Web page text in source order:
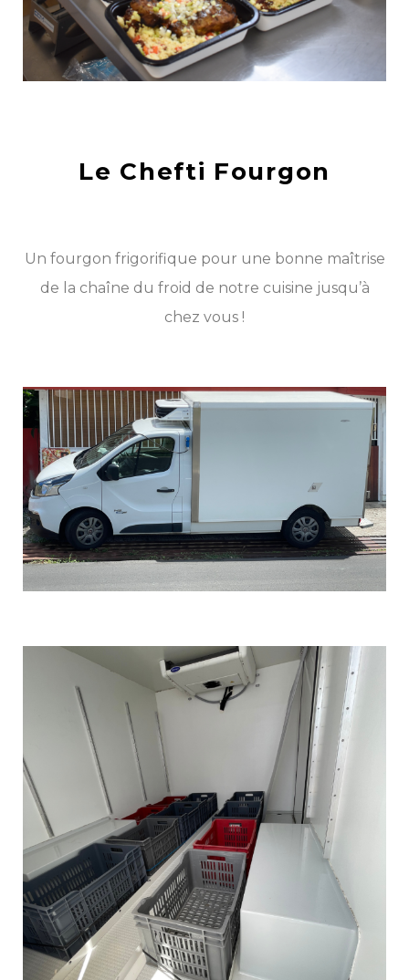
Le Chefti Fourgon
Un fourgon frigorifique pour une bonne maîtrise
de la chaîne du froid de notre cuisine jusqu’à
chez vous !